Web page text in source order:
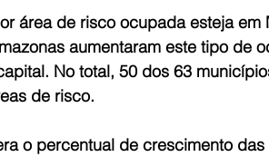
área de risco ocupada esteja
aumentaram este tipo de
No total, 50 dos 63
de risco.
o percentual de crescimento